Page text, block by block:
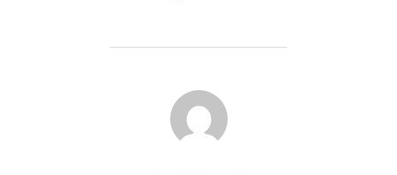
AUTOR DE LA PUBLICACIÓN